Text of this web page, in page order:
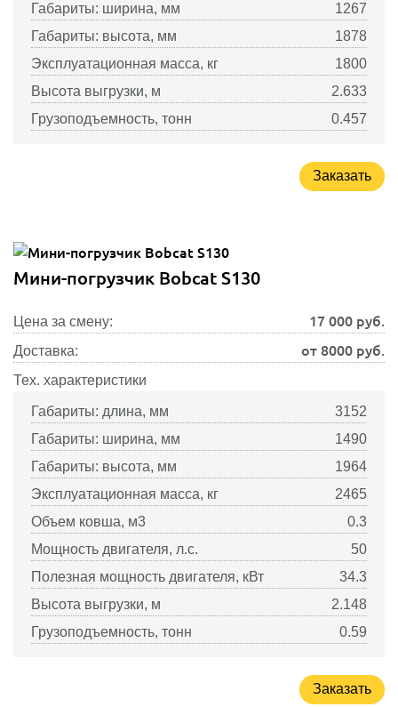
Габариты: ширина, мм
1267
Габариты: высота, мм
1878
Эксплуатационная масса, кг
1800
Высота выгрузки, м
2.633
Грузоподъемность, тонн
0.457
Заказать
Мини-погрузчик Bobcat S130
Цена за смену: 17 000 руб.
Доставка: от 8000 руб.
Тех. характеристики
Габариты: длина, мм
3152
Габариты: ширина, мм
1490
Габариты: высота, мм
1964
Эксплуатационная масса, кг
2465
Объем ковша, м3
0.3
Мощность двигателя, л.с.
50
Полезная мощность двигателя, кВт
34.3
Высота выгрузки, м
2.148
Грузоподъемность, тонн
0.59
Заказать